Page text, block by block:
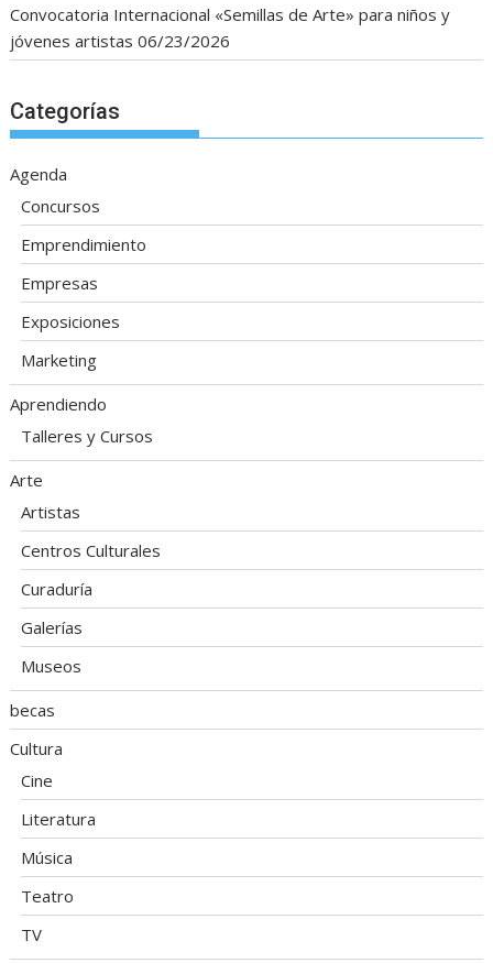
Convocatoria Internacional «Semillas de Arte» para niños y
jóvenes artistas 06/23/2026
Categorías
Agenda
Concursos
Emprendimiento
Empresas
Exposiciones
Marketing
Aprendiendo
Talleres y Cursos
Arte
Artistas
Centros Culturales
Curaduría
Galerías
Museos
becas
Cultura
Cine
Literatura
Música
Teatro
TV